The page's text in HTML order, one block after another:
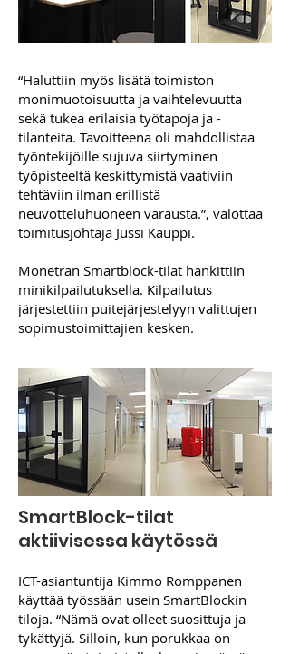
“Haluttiin myös lisätä toimiston
monimuotoisuutta ja vaihtelevuutta
sekä tukea erilaisia työtapoja ja -
tilanteita. Tavoitteena oli mahdollistaa
työntekijöille sujuva siirtyminen
työpisteeltä keskittymistä vaativiin
tehtäviin ilman erillistä
neuvotteluhuoneen varausta.”, valottaa
toimitusjohtaja Jussi Kauppi.
Monetran Smartblock-tilat hankittiin
minikilpailutuksella. Kilpailutus
järjestettiin puitejärjestelyyn valittujen
sopimustoimittajien kesken.
SmartBlock-tilat
aktiivisessa käytössä
ICT-asiantuntija Kimmo Romppanen
käyttää työssään usein SmartBlockin
tiloja. “Nämä ovat olleet suosittuja ja
tykättyjä. Silloin, kun porukkaa on